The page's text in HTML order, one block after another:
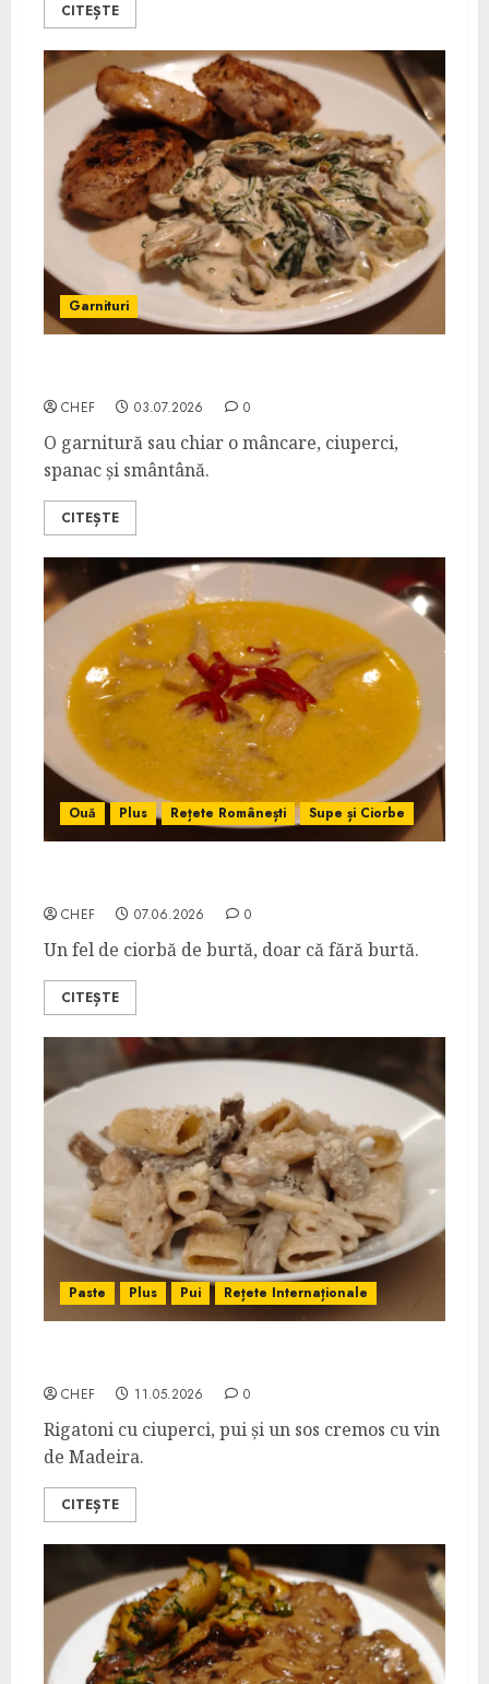
CITEȘTE
Garnituri
CHEF 03.07.2026 0
O garnitură sau chiar o mâncare, ciuperci,
spanac și smântână.
CITEȘTE
Ouă Plus Rețete Românești Supe și Ciorbe
CHEF 07.06.2026 0
Un fel de ciorbă de burtă, doar că fără burtă.
CITEȘTE
Paste Plus Pui Rețete Internaționale
CHEF 11.05.2026 0
Rigatoni cu ciuperci, pui și un sos cremos cu vin
de Madeira.
CITEȘTE